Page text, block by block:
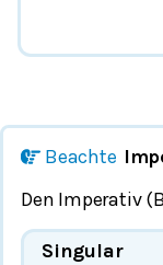
Beachte
Den Imperativ
Singular